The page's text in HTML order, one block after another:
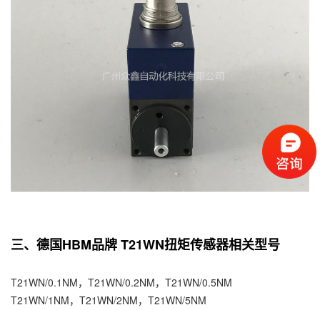
三、德国HBM品牌 T21WN扭矩传感器相关型号
T21WN/0.1NM，T21WN/0.2NM，T21WN/0.5NM
T21WN/1NM，T21WN/2NM，T21WN/5NM